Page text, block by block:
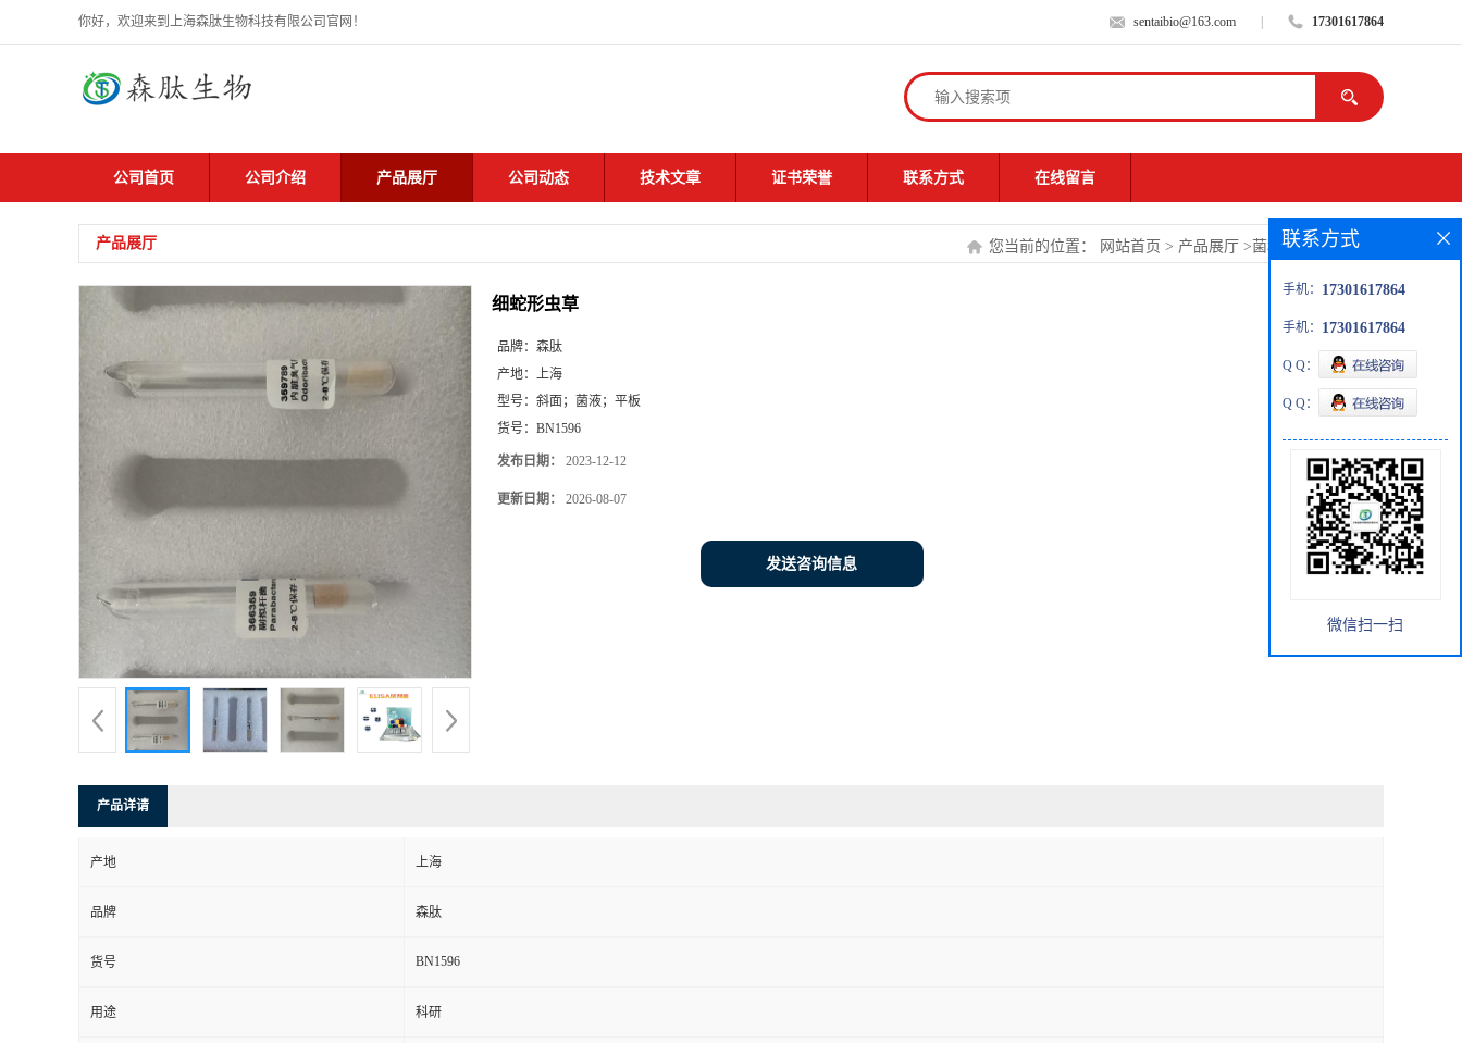
你好，欢迎来到上海森肽生物科技有限公司官网！ sentaibio@163.com 17301617864
公司首页 公司介绍 产品展厅 公司动态 技术文章 证书荣誉 联系方式 在线留言
产品展厅 您当前的位置： 网站首页 > 产品展厅 >菌种>细蛇形虫草
细蛇形虫草
品牌： 森肽
产地： 上海
型号： 斜面；菌液；平板
货号： BN1596
发布日期： 2023-12-12
更新日期： 2026-08-07
发送咨询信息
产品详请
产地 上海
品牌 森肽
货号 BN1596
用途 科研
联系方式
手机： 17301617864
手机： 17301617864
Q Q：
Q Q：
微信扫一扫